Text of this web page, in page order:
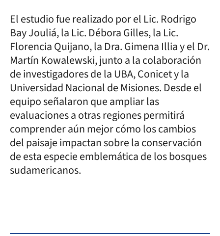
El estudio fue realizado por el Lic. Rodrigo
Bay Jouliá, la Lic. Débora Gilles, la Lic.
Florencia Quijano, la Dra. Gimena Illia y el Dr.
Martín Kowalewski, junto a la colaboración
de investigadores de la UBA, Conicet y la
Universidad Nacional de Misiones. Desde el
equipo señalaron que ampliar las
evaluaciones a otras regiones permitirá
comprender aún mejor cómo los cambios
del paisaje impactan sobre la conservación
de esta especie emblemática de los bosques
sudamericanos.